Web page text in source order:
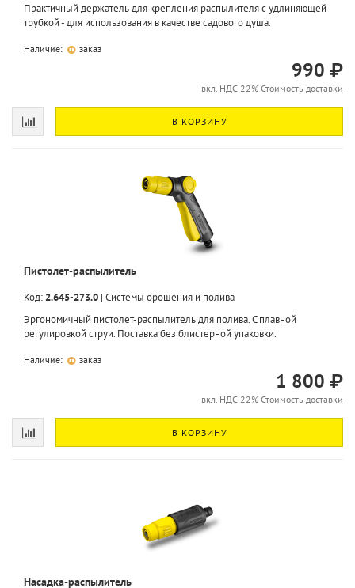
Практичный держатель для крепления распылителя с удлиняющей
трубкой - для использования в качестве садового душа.
Наличие: заказ
990 ₽
вкл. НДС 22% Стоимость доставки
В КОРЗИНУ
Пистолет-распылитель
Код: 2.645-273.0 | Системы орошения и полива
Эргономичный пистолет-распылитель для полива. С плавной
регулировкой струи. Поставка без блистерной упаковки.
Наличие: заказ
1 800 ₽
вкл. НДС 22% Стоимость доставки
В КОРЗИНУ
Насадка-распылитель